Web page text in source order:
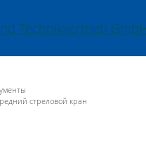
GmbH
стреловой кран